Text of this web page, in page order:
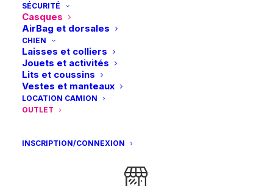
SÉCURITÉ
Casques
AirBag et dorsales
CHIEN
Laisses et colliers
Jouets et activités
Lits et coussins
Vestes et manteaux
LOCATION CAMION
OUTLET
INSCRIPTION/CONNEXION
Paiements sécurisés